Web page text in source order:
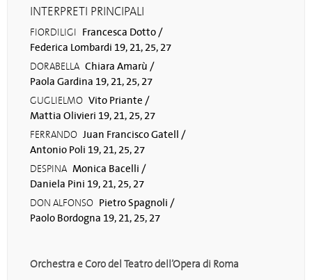
INTERPRETI PRINCIPALI
FIORDILIGI Francesca Dotto /
Federica Lombardi 19, 21, 25, 27
DORABELLA Chiara Amarù /
Paola Gardina 19, 21, 25, 27
GUGLIELMO Vito Priante /
Mattia Olivieri 19, 21, 25, 27
FERRANDO Juan Francisco Gatell /
Antonio Poli 19, 21, 25, 27
DESPINA Monica Bacelli /
Daniela Pini 19, 21, 25, 27
DON ALFONSO Pietro Spagnoli /
Paolo Bordogna 19, 21, 25, 27
Orchestra e Coro del Teatro dell’Opera di Roma